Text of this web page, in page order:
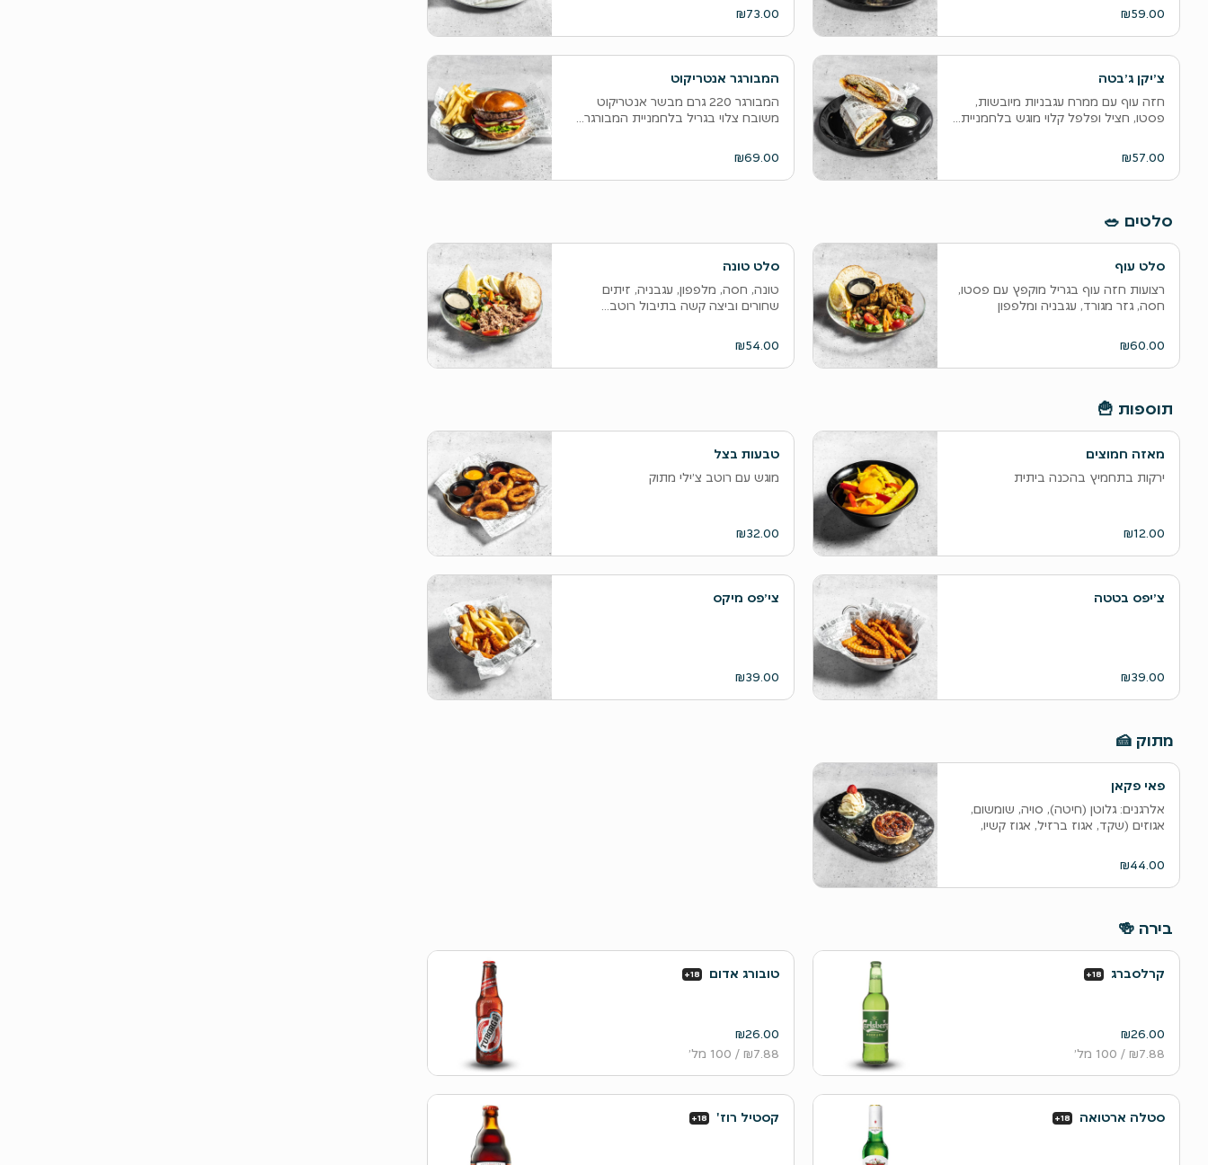
₪59.00
₪73.00
צ׳יקן ג׳בטה
חזה עוף עם ממרח עגבניות מיובשות,
פסטו, חציל ופלפל קלוי מוגש בלחמניית...
₪57.00
המבורגר אנטריקוט
המבורגר 220 גרם מבשר אנטריקוט
משובח צלוי בגריל בלחמניית המבורגר...
₪69.00
סלטים 🥗
סלט עוף
רצועות חזה עוף בגריל מוקפץ עם פסטו,
חסה, גזר מגורד, עגבניה ומלפפון
₪60.00
סלט טונה
טונה, חסה, מלפפון, עגבניה, זיתים
שחורים וביצה קשה בתיבול רוטב...
₪54.00
תוספות 🍟
מאזה חמוצים
ירקות בתחמיץ בהכנה ביתית
₪12.00
טבעות בצל
מוגש עם רוטב צ׳ילי מתוק
₪32.00
צ׳יפס בטטה
₪39.00
צי׳פס מיקס
₪39.00
מתוק 🍰
פאי פקאן
אלרגנים: גלוטן (חיטה), סויה, שומשום,
אגוזים (שקד, אגוז ברזיל, אגוז קשיו,
₪44.00
‫בירה 🍻
קרלסברג +18
₪26.00
₪7.88 / 100 מל׳
טובורג אדום +18
₪26.00
₪7.88 / 100 מל׳
סטלה ארטואה +18 קסטיל רוז' +18